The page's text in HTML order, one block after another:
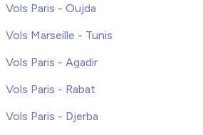
Vols Paris - Oujda
Vols Marseille - Tunis
Vols Paris - Agadir
Vols Paris - Rabat
Vols Paris - Djerba